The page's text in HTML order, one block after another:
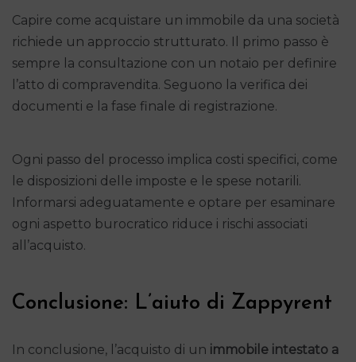
Capire come acquistare un immobile da una società
richiede un approccio strutturato. Il primo passo è
sempre la consultazione con un notaio per definire
l’atto di compravendita. Seguono la verifica dei
documenti e la fase finale di registrazione.
Ogni passo del processo implica costi specifici, come
le disposizioni delle imposte e le spese notarili.
Informarsi adeguatamente e optare per esaminare
ogni aspetto burocratico riduce i rischi associati
all’acquisto.
Conclusione: L’aiuto di Zappyrent
In conclusione, l’acquisto di un immobile intestato a